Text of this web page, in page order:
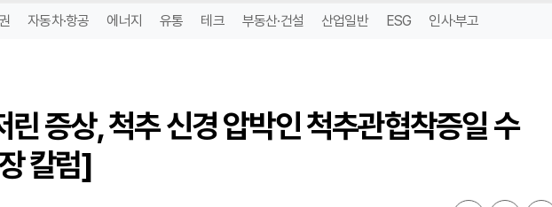
자동차·항공 에너지 유통 테크 부동산·건설 산업일반 ESG 인사·부고
린 증상, 척추 신경 압박인 척추관협착증일 수
칼럼]